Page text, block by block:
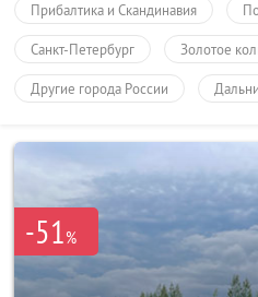
Прибалтика и Скандинавия
Санкт-Петербург Золотое
Другие города России
-51%